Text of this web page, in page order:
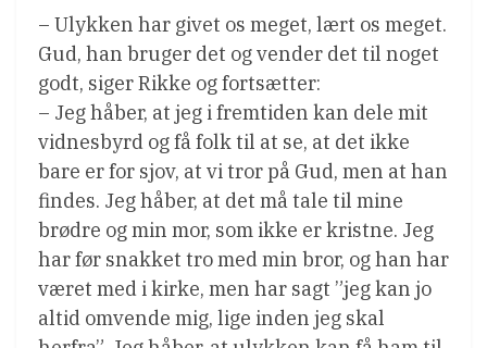
– Ulykken har givet os meget, lært os meget.
Gud, han bruger det og vender det til noget
godt, siger Rikke og fortsætter:
– Jeg håber, at jeg i fremtiden kan dele mit
vidnesbyrd og få folk til at se, at det ikke
bare er for sjov, at vi tror på Gud, men at han
findes. Jeg håber, at det må tale til mine
brødre og min mor, som ikke er kristne. Jeg
har før snakket tro med min bror, og han har
været med i kirke, men har sagt ”jeg kan jo
altid omvende mig, lige inden jeg skal